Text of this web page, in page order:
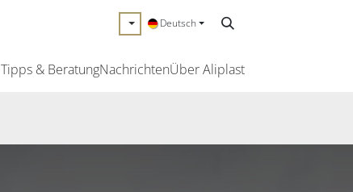
Deutsch
Tipps & BeratungNachrichtenÜber Aliplast